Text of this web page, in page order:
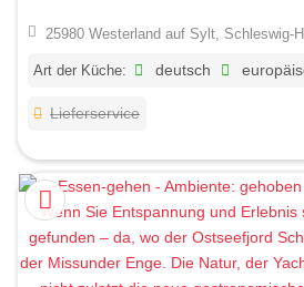
25980 Westerland auf Sylt, Schleswig-
Art der Küche: deutsch
Lieferservice